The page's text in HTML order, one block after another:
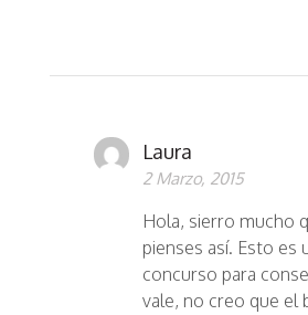
Laura
2 Marzo, 2015
Hola, sierro mucho
pienses así. Esto es
concurso para
vale, no creo que el